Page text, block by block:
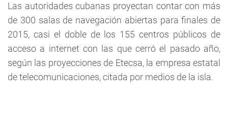
Las autoridades cubanas proyectan contar con más
de 300 salas de navegación abiertas para finales de
2015, casi el doble de los 155 centros públicos de
acceso a internet con las que cerró el pasado año,
según las proyecciones de Etecsa, la empresa estatal
de telecomunicaciones, citada por medios de la isla.